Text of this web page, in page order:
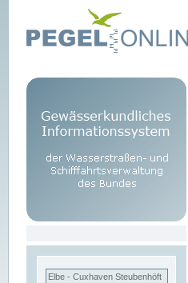
Elbe - Cuxhaven Steubenhöft